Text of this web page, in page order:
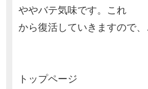
ややバテ気味です。これ
から復活していきますので、
トップページ